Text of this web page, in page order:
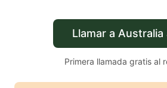
Llamar a Australia
Primera llamada gratis al